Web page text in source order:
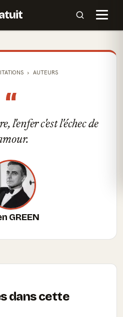
AUTEURS
“
l'enfer c'est l'échec de
GREEN
dans cette